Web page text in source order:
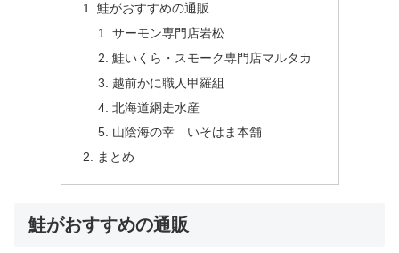
鮭がおすすめの通販
サーモン専門店岩松
鮭いくら・スモーク専門店マルタカ
越前かに職人甲羅組
北海道網走水産
山陰海の幸 いそはま本舗
まとめ
鮭がおすすめの通販